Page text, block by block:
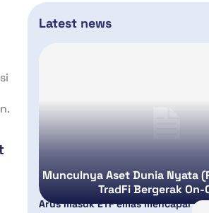
Latest news
Munculnya Aset Dunia Nyata
TradFi Bergerak On-
Arus masuk ETF emas mencapai